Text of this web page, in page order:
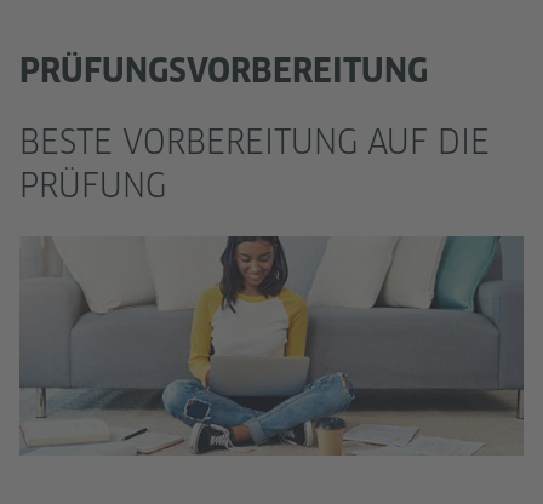
PRÜFUNGSVORBEREITUNG
BESTE VORBEREITUNG AUF DIE
PRÜFUNG